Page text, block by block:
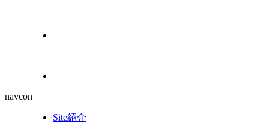
navcon
Site紹介